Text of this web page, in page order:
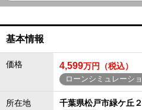
基本情報
価格 4,599万円（税込）
ローンシミュレーシ
所在地 千葉県松戸市緑ケ丘